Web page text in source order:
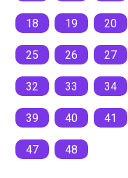
18 19 20
25 26 27
32 33 34
39 40 41
47 48